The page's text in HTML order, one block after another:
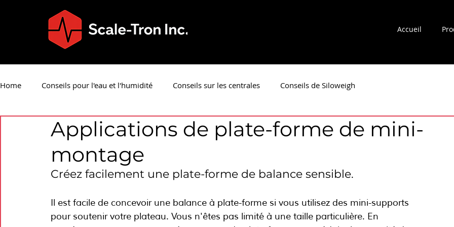
Accueil
Home Conseils pour l'eau et l'humidité Conseils sur les centrales Conseils de Siloweigh
Conseils sur le système Balances en libre-service conseils Conseils de nettoyage du
Conseils sur la manipulation des
Applications de plate-forme de mini-
montage
Créez facilement une plate-forme de balance sensible.
Il est facile de concevoir une balance à plate-forme si vous utilisez des mini-supports
pour soutenir votre plateau. Vous n'êtes pas limité à une taille particulière. En